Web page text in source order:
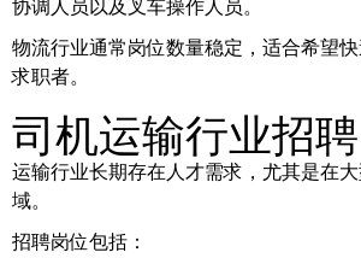
协调人员以及叉车操作人员。
物流行业通常岗位数量稳定，适合希望
求职者。
司机运输行业招聘
运输行业长期存在人才需求，尤其是在
域。
招聘岗位包括：